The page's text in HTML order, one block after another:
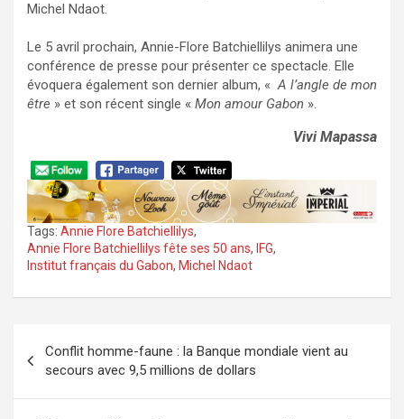
Michel Ndaot.
Le 5 avril prochain, Annie-Flore Batchiellilys animera une
conférence de presse pour présenter ce spectacle. Elle
évoquera également son dernier album, «A l’angle de mon
être » et son récent single « Mon amour Gabon ».
Vivi Mapassa
Tags: Annie Flore Batchiellilys,
Annie Flore Batchiellilys fête ses 50 ans, IFG,
Institut français du Gabon, Michel Ndaot
de
l’article
Conflit homme-faune : la Banque mondiale vient au
secours avec 9,5 millions de dollars